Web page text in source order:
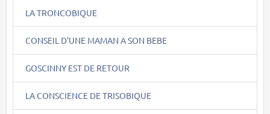
LA TRONCOBIQUE
CONSEIL D'UNE MAMAN A SON BEBE
GOSCINNY EST DE RETOUR
LA CONSCIENCE DE TRISOBIQUE